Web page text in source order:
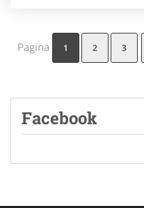
Pagina 1 2 3
Facebook